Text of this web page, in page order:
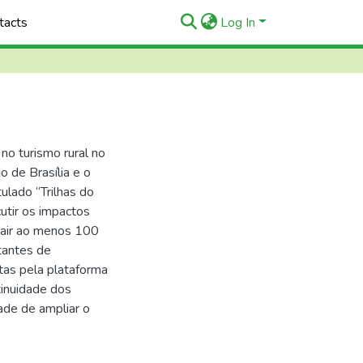
Log In
turismo rural no
de Brasília e o
“Trilhas do
os impactos
ao menos 100
de
pela plataforma
dos
de ampliar o